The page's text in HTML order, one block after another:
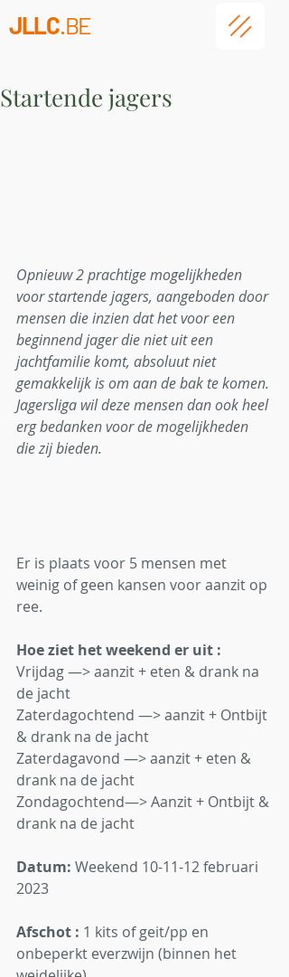
JLLC.BE
Startende jagers
Opnieuw 2 prachtige mogelijkheden
voor startende jagers, aangeboden door
mensen die inzien dat het voor een
beginnend jager die niet uit een
jachtfamilie komt, absoluut niet
gemakkelijk is om aan de bak te komen.
Jagersliga wil deze mensen dan ook heel
erg bedanken voor de mogelijkheden
die zij bieden.
Er is plaats voor 5 mensen met
weinig of geen kansen voor aanzit op
ree.
Hoe ziet het weekend er uit :
Vrijdag —> aanzit + eten & drank na
de jacht
Zaterdagochtend —> aanzit + Ontbijt
& drank na de jacht
Zaterdagavond —> aanzit + eten &
drank na de jacht
Zondagochtend—> Aanzit + Ontbijt &
drank na de jacht
Datum: Weekend 10-11-12 februari
2023
Afschot : 1 kits of geit/pp en
onbeperkt everzwijn (binnen het